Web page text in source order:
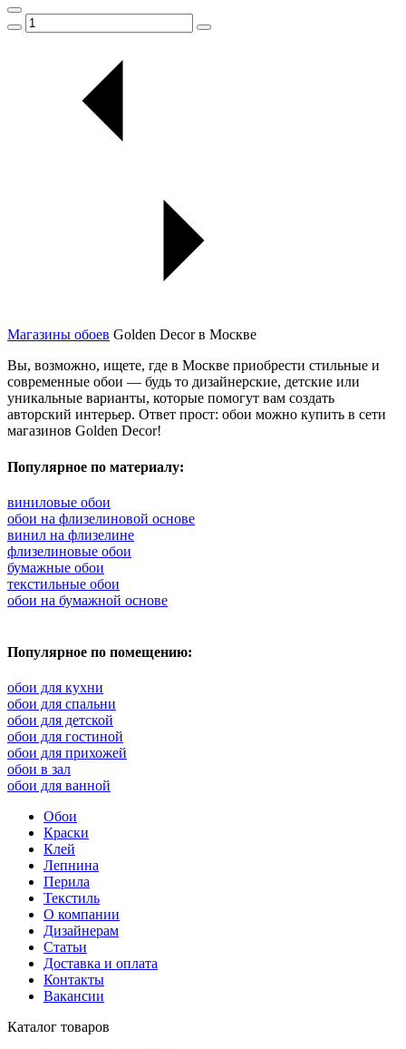
Магазины обоев Golden Decor в Москве
Вы, возможно, ищете, где в Москве приобрести стильные и
современные обои — будь то дизайнерские, детские или
уникальные варианты, которые помогут вам создать
авторский интерьер. Ответ прост: обои можно купить в сети
магазинов Golden Decor!
Популярное по материалу:
виниловые обои
обои на флизелиновой основе
винил на флизелине
флизелиновые обои
бумажные обои
текстильные обои
обои на бумажной основе
Популярное по помещению:
обои для кухни
обои для спальни
обои для детской
обои для гостиной
обои для прихожей
обои в зал
обои для ванной
Обои
Краски
Клей
Лепнина
Перила
Текстиль
О компании
Дизайнерам
Статьи
Доставка и оплата
Контакты
Вакансии
Каталог товаров